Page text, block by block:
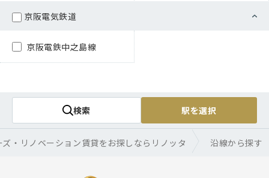
京阪電気鉄道
京阪電鉄中之島線
検索 駅を選択
・リノベーション賃貸をお探しならリノッタ 沿線から探す